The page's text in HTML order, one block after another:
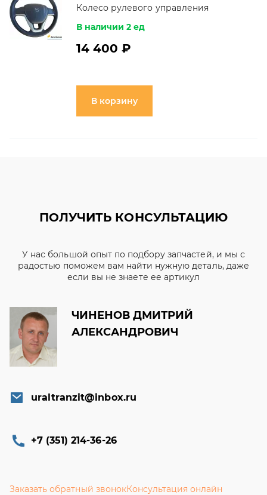
Колесо рулевого управления
В наличии 2 ед
14 400 ₽
В корзину
ПОЛУЧИТЬ КОНСУЛЬТАЦИЮ
У нас большой опыт по подбору запчастей, и мы с
радостью поможем вам найти нужную деталь, даже
если вы не знаете ее артикул
ЧИНЕНОВ ДМИТРИЙ
АЛЕКСАНДРОВИЧ
uraltranzit@inbox.ru
+7 (351) 214-36-26
Заказать обратный звонокКонсультация онлайн